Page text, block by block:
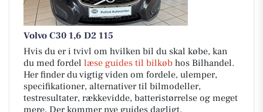
Volvo C30 1,6 D2 115
Hvis du er i tvivl om hvilken bil du skal købe, kan
du med fordel læse guides til bilkøb hos Bilhandel.
Her finder du vigtig viden om fordele, ulemper,
specifikationer, alternativer til bilmodeller,
testresultater, rækkevidde, batteristørrelse og meget
mere. Der kommer nye guides dagligt.